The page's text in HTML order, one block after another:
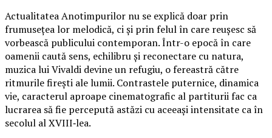
Actualitatea Anotimpurilor nu se explică doar prin
frumusețea lor melodică, ci și prin felul în care reușesc să
vorbească publicului contemporan. Într-o epocă în care
oamenii caută sens, echilibru și reconectare cu natura,
muzica lui Vivaldi devine un refugiu, o fereastră către
ritmurile firești ale lumii. Contrastele puternice, dinamica
vie, caracterul aproape cinematografic al partiturii fac ca
lucrarea să fie percepută astăzi cu aceeași intensitate ca în
secolul al XVIII‑lea.